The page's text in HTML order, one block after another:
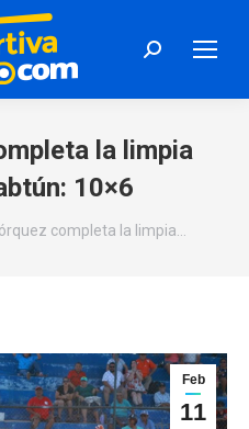
Search:
la limpia
10×6
completa la limpia…
Feb
11